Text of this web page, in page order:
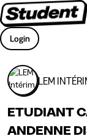
Login
LEM
ETUDIANT
ANDENNE